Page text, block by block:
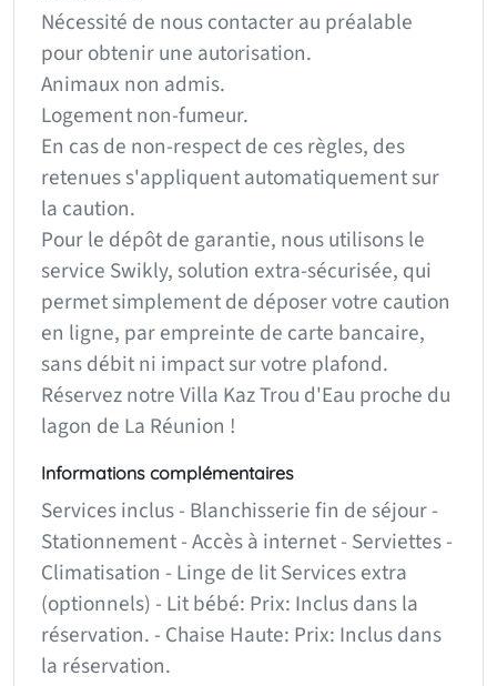
Nécessité de nous contacter au préalable
pour obtenir une autorisation.
Animaux non admis.
Logement non-fumeur.
En cas de non-respect de ces règles, des
retenues s'appliquent automatiquement sur
la caution.
Pour le dépôt de garantie, nous utilisons le
service Swikly, solution extra-sécurisée, qui
permet simplement de déposer votre caution
en ligne, par empreinte de carte bancaire,
sans débit ni impact sur votre plafond.
Réservez notre Villa Kaz Trou d'Eau proche du
lagon de La Réunion !
Informations complémentaires
Services inclus - Blanchisserie fin de séjour -
Stationnement - Accès à internet - Serviettes -
Climatisation - Linge de lit Services extra
(optionnels) - Lit bébé: Prix: Inclus dans la
réservation. - Chaise Haute: Prix: Inclus dans
la réservation.